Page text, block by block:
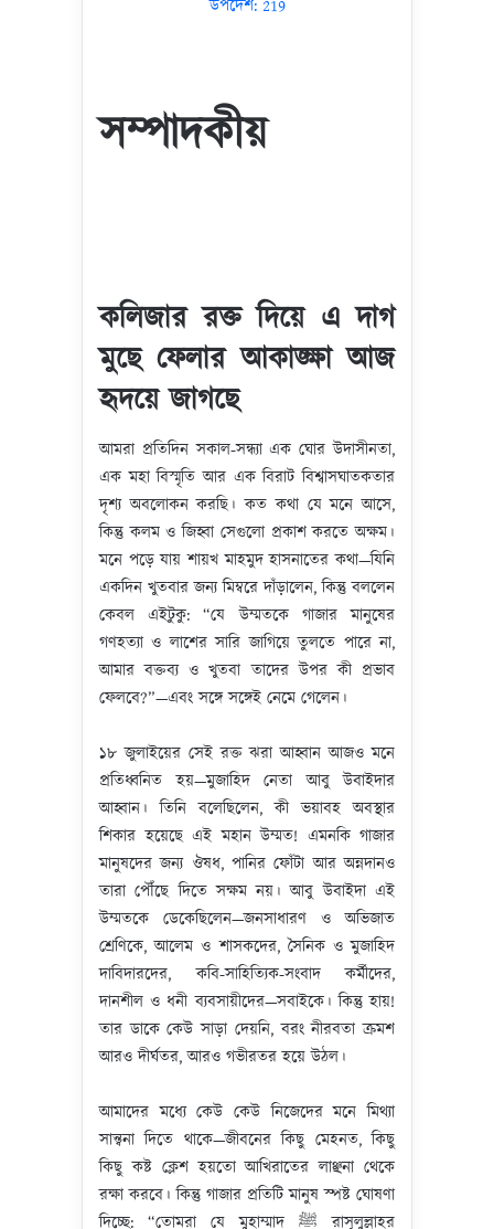
উপদেশ: 219
সম্পাদকীয়
কলিজার রক্ত দিয়ে এ দাগ
মুছে ফেলার আকাঙ্ক্ষা আজ
হৃদয়ে জাগছে
আমরা প্রতিদিন সকাল-সন্ধ্যা এক ঘোর উদাসীনতা,
এক মহা বিস্মৃতি আর এক বিরাট বিশ্বাসঘাতকতার
দৃশ্য অবলোকন করছি। কত কথা যে মনে আসে,
কিন্তু কলম ও জিহ্বা সেগুলো প্রকাশ করতে অক্ষম।
মনে পড়ে যায় শায়খ মাহমুদ হাসনাতের কথা—যিনি
একদিন খুতবার জন্য মিম্বরে দাঁড়ালেন, কিন্তু বললেন
কেবল এইটুকু: “যে উম্মতকে গাজার মানুষের
গণহত্যা ও লাশের সারি জাগিয়ে তুলতে পারে না,
আমার বক্তব্য ও খুতবা তাদের উপর কী প্রভাব
ফেলবে?”—এবং সঙ্গে সঙ্গেই নেমে গেলেন।
১৮ জুলাইয়ের সেই রক্ত ঝরা আহ্বান আজও মনে
প্রতিধ্বনিত হয়—মুজাহিদ নেতা আবু উবাইদার
আহ্বান। তিনি বলেছিলেন, কী ভয়াবহ অবস্থার
শিকার হয়েছে এই মহান উম্মত! এমনকি গাজার
মানুষদের জন্য ঔষধ, পানির ফোঁটা আর অন্নদানও
তারা পৌঁছে দিতে সক্ষম নয়। আবু উবাইদা এই
উম্মতকে ডেকেছিলেন—জনসাধারণ ও অভিজাত
শ্রেণিকে, আলেম ও শাসকদের, সৈনিক ও মুজাহিদ
দাবিদারদের, কবি-সাহিত্যিক-সংবাদ কর্মীদের,
দানশীল ও ধনী ব্যবসায়ীদের—সবাইকে। কিন্তু হায়!
তার ডাকে কেউ সাড়া দেয়নি, বরং নীরবতা ক্রমশ
আরও দীর্ঘতর, আরও গভীরতর হয়ে উঠল।
আমাদের মধ্যে কেউ কেউ নিজেদের মনে মিথ্যা
সান্ত্বনা দিতে থাকে—জীবনের কিছু মেহনত, কিছু
কিছু কষ্ট ক্লেশ হয়তো আখিরাতের লাঞ্ছনা থেকে
রক্ষা করবে। কিন্তু গাজার প্রতিটি মানুষ স্পষ্ট ঘোষণা
দিচ্ছে: “তোমরা যে মুহাম্মাদ ﷺ রাসূলুল্লাহর